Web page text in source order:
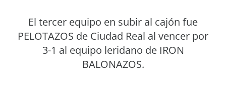
El tercer equipo en subir al cajón fue
PELOTAZOS de Ciudad Real al vencer por
3-1 al equipo leridano de IRON
BALONAZOS.